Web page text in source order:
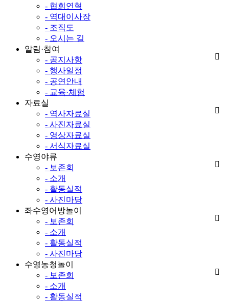
- 협회연혁
- 역대이사장
- 조직도
- 오시는 길
알림·참여
- 공지사항
- 행사일정
- 공연안내
- 교육·체험
자료실
- 역사자료실
- 사진자료실
- 영상자료실
- 서식자료실
수영야류
- 보존회
- 소개
- 활동실적
- 사진마당
좌수영어방놀이
- 보존회
- 소개
- 활동실적
- 사진마당
수영농청놀이
- 보존회
- 소개
- 활동실적